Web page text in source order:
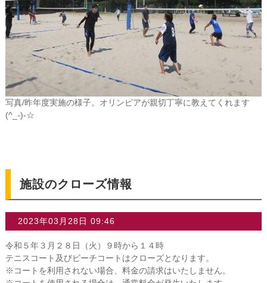
写真/昨年度実施の様子。オリンピアが親切丁寧に教えてくれます
(^_-)-☆
施設のクローズ情報
2023年03月28日 09:46
令和５年３月２８日（火）９時から１４時
テニスコート及びビーチコートはクローズとなります。
※コートを利用されない場合、料金の請求はいたしません。